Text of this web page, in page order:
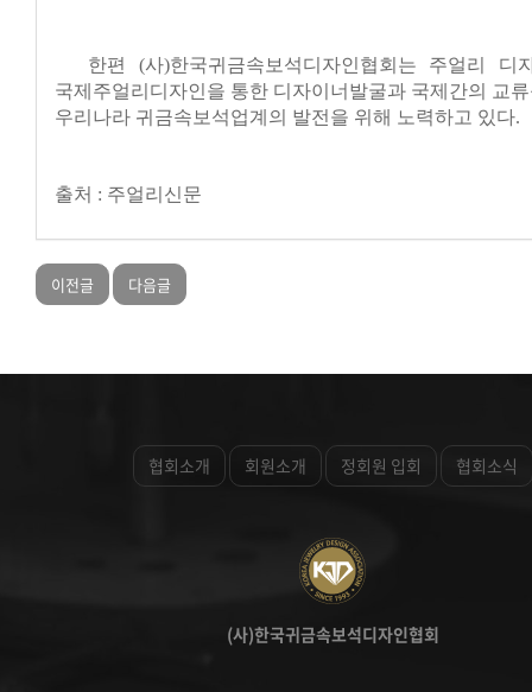
한편 (사)한국귀금속보석디자인협회는 주얼리 디
국제주얼리디자인을 통한 디자이너발굴과 국제간의 교
우리나라 귀금속보석업계의 발전을 위해 노력하고 있다.
출처 : 주얼리신문
이전글 다음글
협회소개 회원소개 정회원 입회 협회소식
(사)한국귀금속보석디자인협회